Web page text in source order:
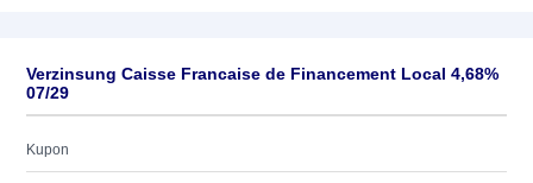
Verzinsung Caisse Francaise de Financement Local 4,68%
07/29
Kupon